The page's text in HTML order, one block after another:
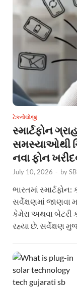
ટેકનોલોજી
સ્માર્ટફોન
સમસ્યાઓથી
નવા ફોન
July 10, 2026 - bySB
ભારતમાં સ્માર્ટફોન:
સર્વેક્ષણમાં જાણવા
કેમેરા અથવા બેટરી
રહ્યા છે. સર્વેક્ષણ